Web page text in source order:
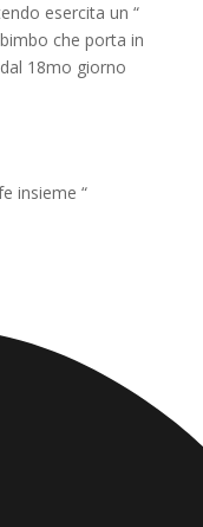
esercita un “
che porta in
18mo giorno
insieme “